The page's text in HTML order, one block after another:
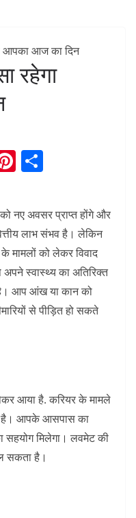
रहेगा
Pi
er
e
st
ar
e
नए अवसर प्राप्त होंगे और
लाभ संभव है। लेकिन
मामलों को लेकर विवाद
स्वास्थ्य का अतिरिक्त
आप आंख या कान को
से पीड़ित हो सकते
आया है. करियर के मामले
है। आपके आसपास का
सहयोग मिलेगा। लवमेट की
सकता है।